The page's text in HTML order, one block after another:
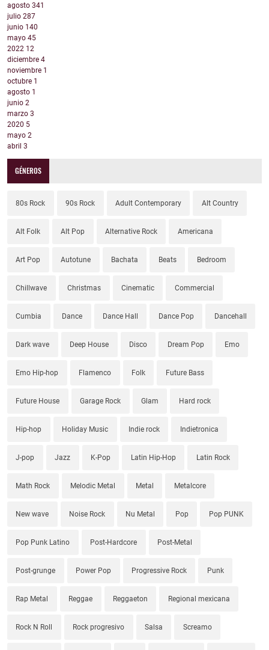
agosto 341
julio 287
junio 140
mayo 45
2022 12
diciembre 4
noviembre 1
octubre 1
agosto 1
junio 2
marzo 3
2020 5
mayo 2
abril 3
GÉNEROS
80s Rock 90s Rock Adult Contemporary Alt Country
Alt Folk Alt Pop Alternative Rock Americana
Art Pop Autotune Bachata Beats Bedroom
Chillwave Christmas Cinematic Commercial
Cumbia Dance Dance Hall Dance Pop Dancehall
Dark wave Deep House Disco Dream Pop Emo
Emo Hip-hop Flamenco Folk Future Bass
Future House Garage Rock Glam Hard rock
Hip-hop Holiday Music Indie rock Indietronica
J-pop Jazz K-Pop Latin Hip-Hop Latin Rock
Math Rock Melodic Metal Metal Metalcore
New wave Noise Rock Nu Metal Pop Pop PUNK
Pop Punk Latino Post-Hardcore Post-Metal
Post-grunge Power Pop Progressive Rock Punk
Rap Metal Reggae Reggaeton Regional mexicana
Rock N Roll Rock progresivo Salsa Screamo